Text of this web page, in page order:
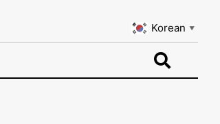
Korean ▼